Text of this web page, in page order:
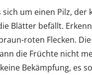
um einen Pilz, der
Blätter befällt.
roten Flecken.
die Früchte nicht
Bekämpfung, es